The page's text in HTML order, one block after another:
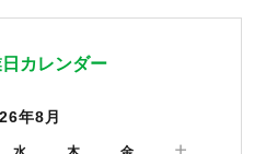
カレンダー
年8月